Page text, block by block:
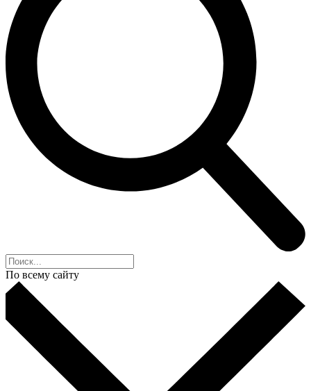
По всему сайту